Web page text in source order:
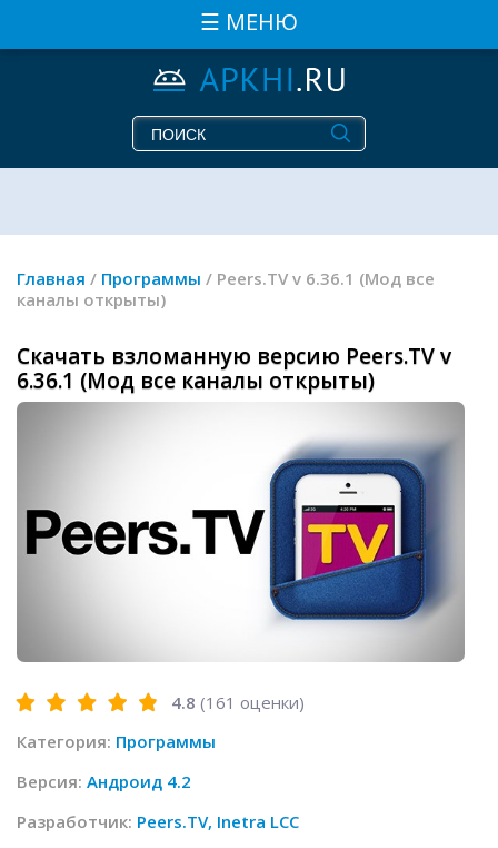
☰ МЕНЮ
Главная / Программы / Peers.TV v 6.36.1 (Мод все
каналы открыты)
Скачать взломанную версию Peers.TV v
6.36.1 (Мод все каналы открыты)
4.8 (161 оценки)
Категория: Программы
Версия: Андроид 4.2
Разработчик: Peers.TV, Inetra LCC